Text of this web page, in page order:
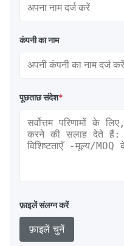
कंपनी का नाम
पूछताछ संदेश*
फ़ाइलें संलग्न करें
फ़ाइलें चुनें